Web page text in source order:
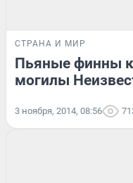
СТРАНА И МИР
Пьяные финны
могилы
3 ноября, 2014, 08:56